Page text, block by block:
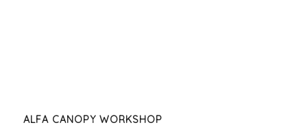
ALFA CANOPY WORKSHOP